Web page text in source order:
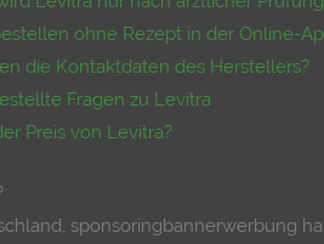
ohne Rezept in der Online-
die Kontaktdaten des Herstellers?
Fragen zu Levitra
Preis von Levitra?
sponsoringbannerwerbung